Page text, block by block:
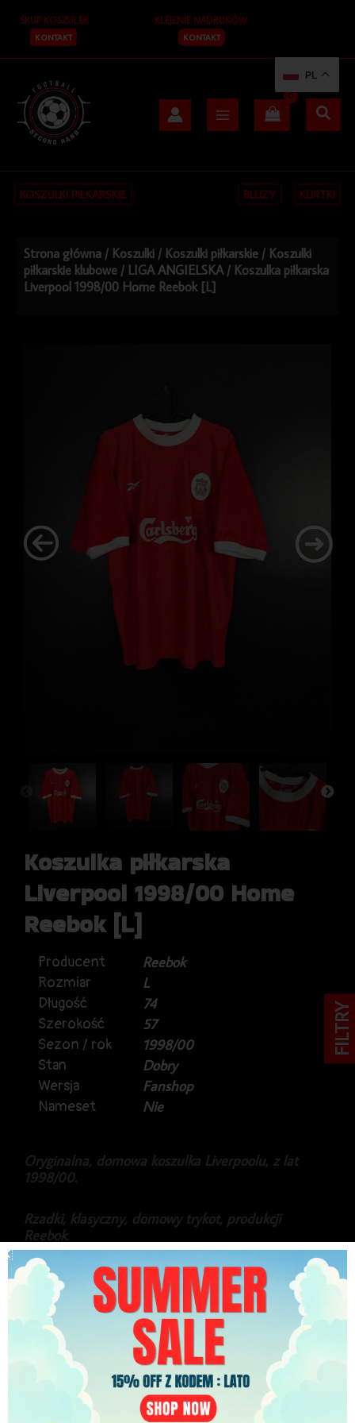
treści
SKUP KOSZULEK
KONTAKT
KLEJENIE NADRUKÓW
KONTAKT
KOSZULKI PIŁKARSKIE BLUZY KURTKI
Strona główna / Koszulki / Koszulki piłkarskie / Koszulki
piłkarskie klubowe / LIGA ANGIELSKA / Koszulka piłkarska
Liverpool 1998/00 Home Reebok [L]
Koszulka piłkarska
Liverpool 1998/00 Home
Reebok [L]
Producent
Reebok
Rozmiar
L
Długość
74
Szerokość
57
Sezon / rok
1998/00
Stan
Dobry
Wersja
Fanshop
Nameset
Nie
Oryginalna, domowa koszulka Liverpoolu, z lat
1998/00.
Rzadki, klasyczny, domowy trykot, produkcji
Reebok.
Gratka dla fanów i kolekcjonerów.
Stan dobry, dziurka z tyłu (widoczna na zdjęciu).
219.99 zł
PL
FILTRY